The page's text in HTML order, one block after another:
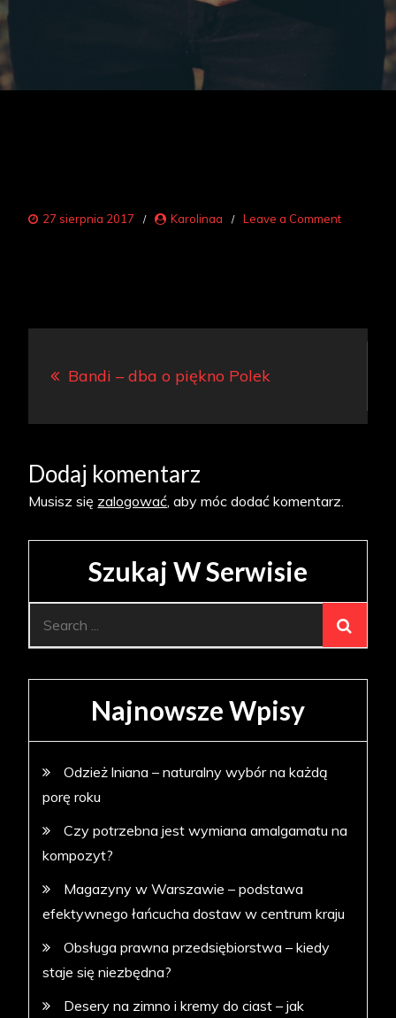
27 sierpnia 2017 Karolinaa Leave a Commenton
Bandi – dba o piękno Polek
Dodaj komentarz
Musisz się zalogować, aby móc dodać komentarz.
Szukaj W Serwisie
Najnowsze Wpisy
Odzież lniana – naturalny wybór na każdą
porę roku
Czy potrzebna jest wymiana amalgamatu na
kompozyt?
Magazyny w Warszawie – podstawa
efektywnego łańcucha dostaw w centrum kraju
Obsługa prawna przedsiębiorstwa – kiedy
staje się niezbędna?
Desery na zimno i kremy do ciast – jak